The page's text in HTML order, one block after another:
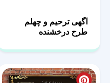
آگهی ترحیم و چهلم
طرح درخشنده